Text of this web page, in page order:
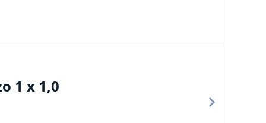
1 x 1,0